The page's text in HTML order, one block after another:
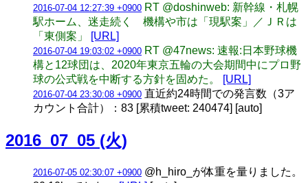
2016-07-04 12:27:39 +0900 RT @doshinweb: 新幹線・札幌
駅ホーム、迷走続く 機構や市は「現駅案」／ＪＲは
「東側案」
[URL]
2016-07-04 19:03:02 +0900 RT @47news: 速報:日本野球機
構と12球団は、2020年東京五輪の大会期間中にプロ野
球の公式戦を中断する方針を固めた。
[URL]
2016-07-04 23:30:08 +0900 直近約24時間での発言数（3ア
カウント合計）：83 [累積tweet: 240474] [auto]
2016_07_05 (火)
2016-07-05 02:30:07 +0900 @h_hiro_が体重を量りました。